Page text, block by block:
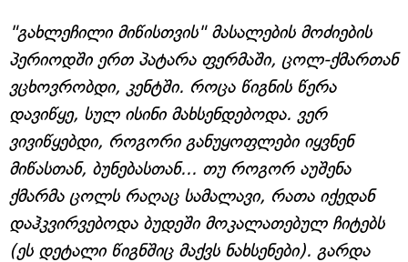
"გახლეჩილი მიწისთვის" მასალების მოძიების
პერიოდში ერთ პატარა ფერმაში, ცოლ-ქმართან
ვცხოვრობდი, კენტში. როცა წიგნის წერა
დავიწყე, სულ ისინი მახსენდებოდა. ვერ
ვივიწყებდი, როგორი განუყოფლები იყვნენ
მიწასთან, ბუნებასთან... თუ როგორ აუშენა
ქმარმა ცოლს რაღაც სამალავი, რათა იქედან
დაჰკვირვებოდა ბუდეში მოკალათებულ ჩიტებს
(ეს დეტალი წიგნშიც მაქვს ნახსენები). გარდა